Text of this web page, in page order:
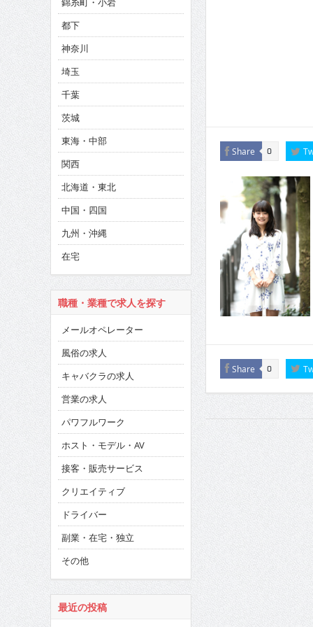
CINEMA×STYLE 286号
CINEMA×STYLE 285号
CINEMA×STYLE 294号
Share 0
Share 0
都下
神奈川
埼玉
千葉
茨城
東海・中部
関西
北海道・東北
中国・四国
九州・沖縄
在宅
職種・業種で求人を探す
メールオペレーター
風俗の求人
キャバクラの求人
営業の求人
パワフルワーク
ホスト・モデル・AV
接客・販売サービス
クリエイティブ
ドライバー
副業・在宅・独立
その他
最近の投稿